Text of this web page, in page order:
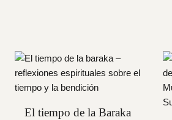
El tiempo de la Baraka